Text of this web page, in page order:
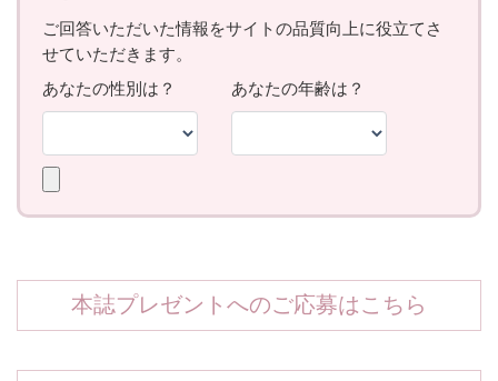
本誌プレゼントへのご応募はこちら